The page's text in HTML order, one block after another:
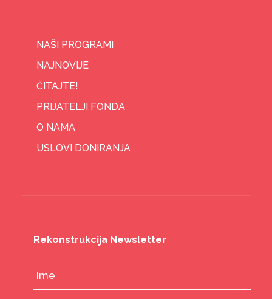
NAŠI PROGRAMI
NAJNOVIJE
ČITAJTE!
PRIJATELJI FONDA
O NAMA
USLOVI DONIRANJA
Rekonstrukcija Newsletter